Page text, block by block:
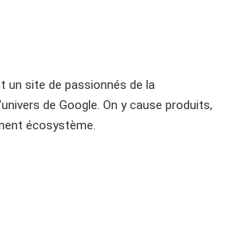
un site de passionnés de la
de Google. On y cause produits,
écosystème.